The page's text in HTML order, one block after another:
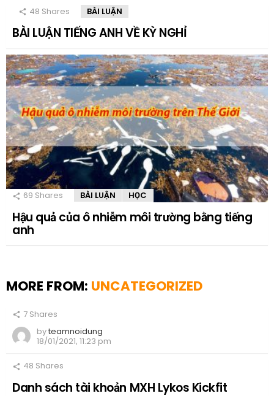
48 Shares BÀI LUẬN
BÀI LUẬN TIẾNG ANH VỀ KỲ NGHỈ
69 Shares BÀI LUẬN HỌC
Hậu quả của ô nhiễm môi trường bằng tiếng
anh
MORE FROM: UNCATEGORIZED
7 Shares
byteamnoidung
18/01/2021, 11:23 pm
48 Shares
Danh sách tài khoản MXH Lykos Kickfit